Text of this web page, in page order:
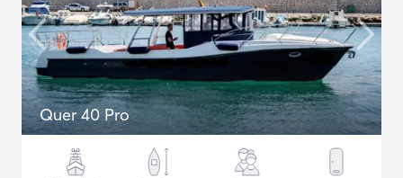
Quer 40 Pro